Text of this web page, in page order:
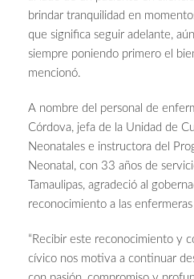
brindar tranquilidad en
que significa seguir adelante,
siempre poniendo primero el
mencionó.
A nombre del personal de
Córdova, jefa de la Unidad de
Neonatales e instructora del
Neonatal, con 33 años de
Tamaulipas, agradeció al
reconocimiento a las
“Recibir este reconocimiento y
cívico nos motiva a continuar